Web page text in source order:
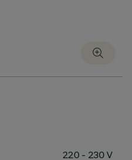
220 - 230 V